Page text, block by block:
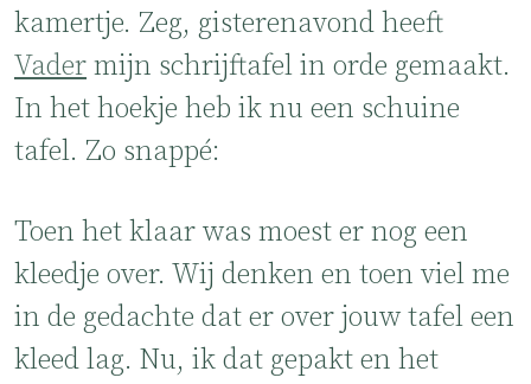
kamertje. Zeg, gisterenavond heeft
Vader mijn schrijftafel in orde gemaakt.
In het hoekje heb ik nu een schuine
tafel. Zo snappé:
Toen het klaar was moest er nog een
kleedje over. Wij denken en toen viel me
in de gedachte dat er over jouw tafel een
kleed lag. Nu, ik dat gepakt en het